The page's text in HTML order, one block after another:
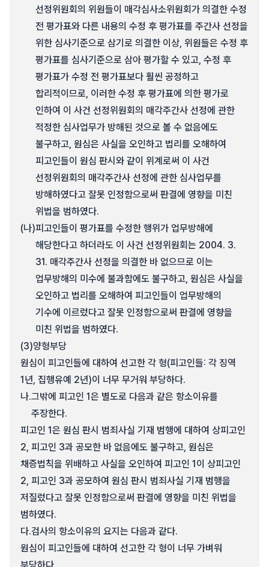
선정위원회의 위원들이 매각심사소위원회가 의결한 수정
전 평가표와 다른 내용의 수정 후 평가표를 주간사 선정을
위한 심사기준으로 삼기로 의결한 이상, 위원들은 수정 후
평가표를 심사기준으로 삼아 평가할 수 있고, 수정 후
평가표가 수정 전 평가표보다 훨씬 공정하고
합리적이므로, 이러한 수정 후 평가표에 의한 평가로
인하여 이 사건 선정위원회의 매각주간사 선정에 관한
적정한 심사업무가 방해된 것으로 볼 수 없음에도
불구하고, 원심은 사실을 오인하고 법리를 오해하여
피고인들이 원심 판시와 같이 위계로써 이 사건
선정위원회의 매각주간사 선정에 관한 심사업무를
방해하였다고 잘못 인정함으로써 판결에 영향을 미친
위법을 범하였다.
(나)피고인들이 평가표를 수정한 행위가 업무방해에
해당한다고 하더라도 이 사건 선정위원회는 2004. 3.
31. 매각주간사 선정을 의결한 바 없으므로 이는
업무방해의 미수에 불과함에도 불구하고, 원심은 사실을
오인하고 법리를 오해하여 피고인들이 업무방해의
기수에 이르렀다고 잘못 인정함으로써 판결에 영향을
미친 위법을 범하였다.
(3)양형부당
원심이 피고인들에 대하여 선고한 각 형(피고인들: 각 징역
1년, 집행유예 2년)이 너무 무거워 부당하다.
나.그밖에 피고인 1은 별도로 다음과 같은 항소이유를
주장한다.
피고인 1은 원심 판시 범죄사실 기재 범행에 대하여 상피고인
2, 피고인 3과 공모한 바 없음에도 불구하고, 원심은
채증법칙을 위배하고 사실을 오인하여 피고인 1이 상피고인
2, 피고인 3과 공모하여 원심 판시 범죄사실 기재 범행을
저질렀다고 잘못 인정함으로써 판결에 영향을 미친 위법을
범하였다.
다.검사의 항소이유의 요지는 다음과 같다.
원심이 피고인들에 대하여 선고한 각 형이 너무 가벼워